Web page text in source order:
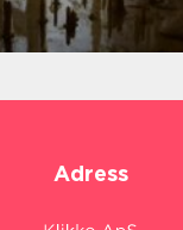
Adress